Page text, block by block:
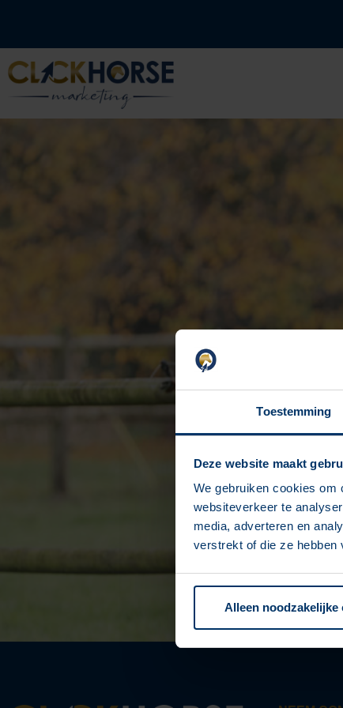
Toestemming
Deze website maakt
We gebruiken cookies om
websiteverkeer te
media, adverteren en
verstrekt of die ze hebben
Alleen noodzakelijke
Je ontvangt
Check voor de zekerheid